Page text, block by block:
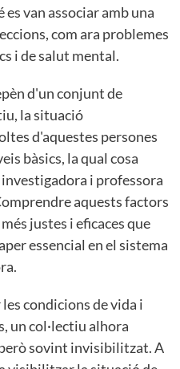
es van associar amb una
com ara problemes
i de salut mental.
d'un conjunt de
la situació
d'aquestes persones
bàsics, la qual cosa
i professora
aquests factors
justes i eficaces que
essencial en el sistema
condicions de vida i
un col·lectiu alhora
sovint invisibilitzat. A